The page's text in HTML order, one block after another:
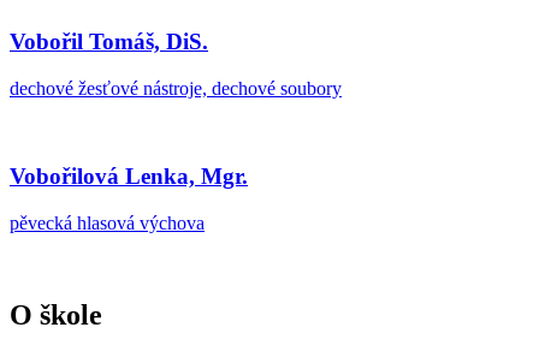
Vobořil Tomáš, DiS.
dechové žesťové nástroje, dechové soubory
Vobořilová Lenka, Mgr.
pěvecká hlasová výchova
O škole